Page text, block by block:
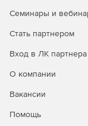
Семинары и
Стать партнером
Вход в ЛК партнера
О компании
Вакансии
Помощь